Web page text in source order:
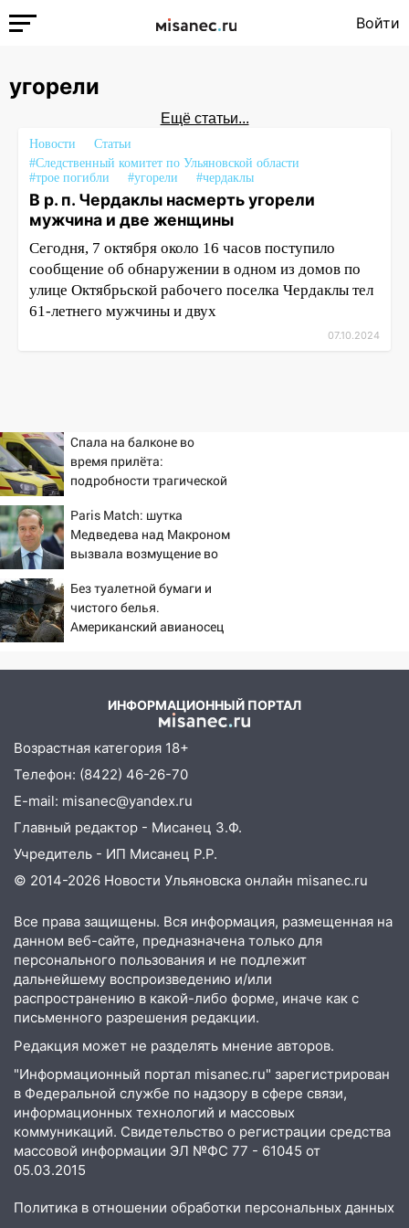
Войти
угорели
Ещё статьи...
Новости
Статьи
#Следственный комитет по Ульяновской области
#трое погибли
#угорели #чердаклы
В р. п. Чердаклы насмерть угорели
мужчина и две женщины
Сегодня, 7 октября около 16 часов поступило
сообщение об обнаружении в одном из домов по
улице Октябрьской рабочего поселка Чердаклы тел
61-летнего мужчины и двух
07.10.2024
Спала на балконе во
время прилёта:
подробности трагической
Нижнекамске 10/08/2026
– Новости
Paris Match: шутка
Медведева над Макроном
вызвала возмущение во
Без туалетной бумаги и
чистого белья.
Американский авианосец
ИНФОРМАЦИОННЫЙ ПОРТАЛ
Возрастная категория 18+
Телефон: (8422) 46-26-70
E-mail: misanec@yandex.ru
Главный редактор - Мисанец З.Ф.
Учредитель - ИП Мисанец Р.Р.
© 2014-2026 Новости Ульяновска онлайн misanec.ru
Все права защищены. Вся информация, размещенная на
данном веб-сайте, предназначена только для
персонального пользования и не подлежит
дальнейшему воспроизведению и/или
распространению в какой-либо форме, иначе как с
письменного разрешения редакции.
Редакция может не разделять мнение авторов.
"Информационный портал misanec.ru" зарегистрирован
в Федеральной службе по надзору в сфере связи,
информационных технологий и массовых
коммуникаций. Свидетельство о регистрации средства
массовой информации ЭЛ №ФС 77 - 61045 от
05.03.2015
Политика в отношении обработки персональных данных